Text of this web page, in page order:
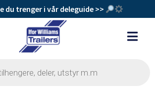
du trenger i vår deleguide >>